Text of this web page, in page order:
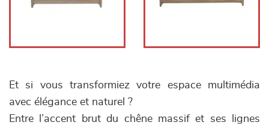
Et si vous transformiez votre espace multimédia
avec élégance et naturel ?
Entre l’accent brut du chêne massif et ses lignes